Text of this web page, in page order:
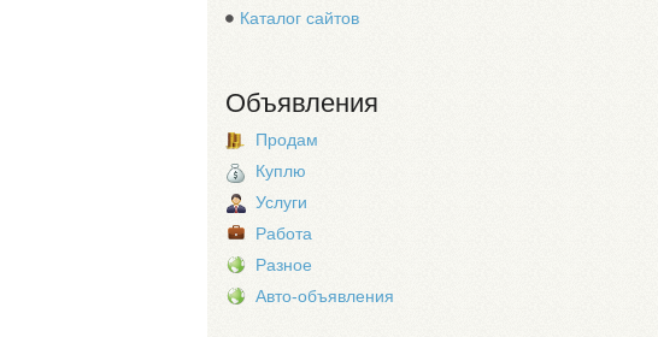
Каталог сайтов
Объявления
Продам
Куплю
Услуги
Работа
Разное
Авто-объявления